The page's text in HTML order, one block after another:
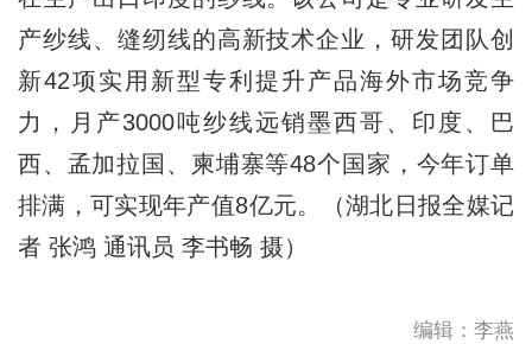
产纱线、缝纫线的高新技术企业，研发团队创
新42项实用新型专利提升产品海外市场竞争
力，月产3000吨纱线远销墨西哥、印度、巴
西、孟加拉国、柬埔寨等48个国家，今年订单
排满，可实现年产值8亿元。（湖北日报全媒记
者 张鸿 通讯员 李书畅 摄）
编辑：李燕